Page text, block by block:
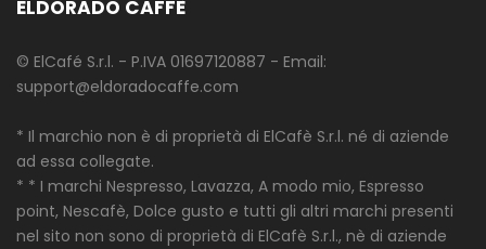
ELDORADO CAFFÈ
© ElCafé S.r.l. - P.IVA 01697120887 - Email:
support@eldoradocaffe.com
* Il marchio non è di proprietà di ElCafè S.r.l. né di aziende
ad essa collegate.
* * I marchi Nespresso, Lavazza, A modo mio, Espresso
point, Nescafè, Dolce gusto e tutti gli altri marchi presenti
nel sito non sono di proprietà di ElCafè S.r.l., nè di aziende